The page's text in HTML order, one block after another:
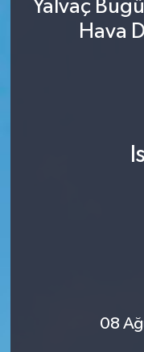
Yalvaç
Hava
08